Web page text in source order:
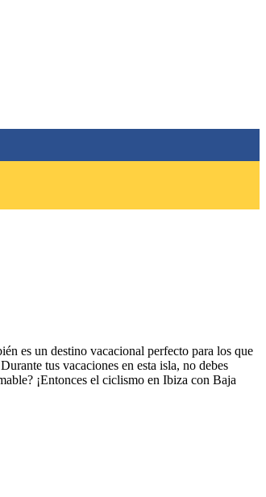
es un destino vacacional perfecto para los que
tus vacaciones en esta isla, no debes
¡Entonces el ciclismo en Ibiza con Baja